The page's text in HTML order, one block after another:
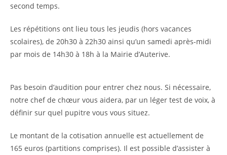
second temps.
Les répétitions ont lieu tous les jeudis (hors vacances
scolaires), de 20h30 à 22h30 ainsi qu’un samedi après-midi
par mois de 14h30 à 18h à la Mairie d’Auterive.
Pas besoin d’audition pour entrer chez nous. Si nécessaire,
notre chef de chœur vous aidera, par un léger test de voix, à
définir sur quel pupitre vous vous situez.
Le montant de la cotisation annuelle est actuellement de
165 euros (partitions comprises). Il est possible d’assister à